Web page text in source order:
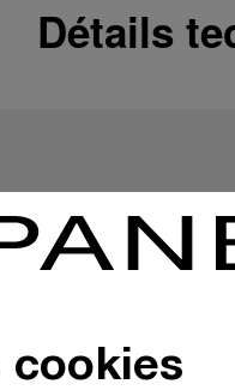
Détails
cookies